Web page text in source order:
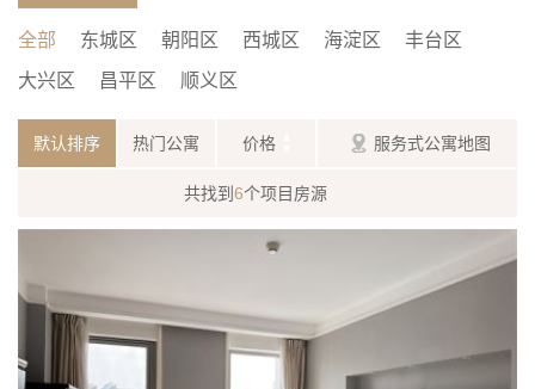
全部 东城区 朝阳区 西城区 海淀区
丰台区
大兴区
昌平区 顺义区
默认排序 热门公寓 价格 服务式公寓地图
共找到6个项目房源